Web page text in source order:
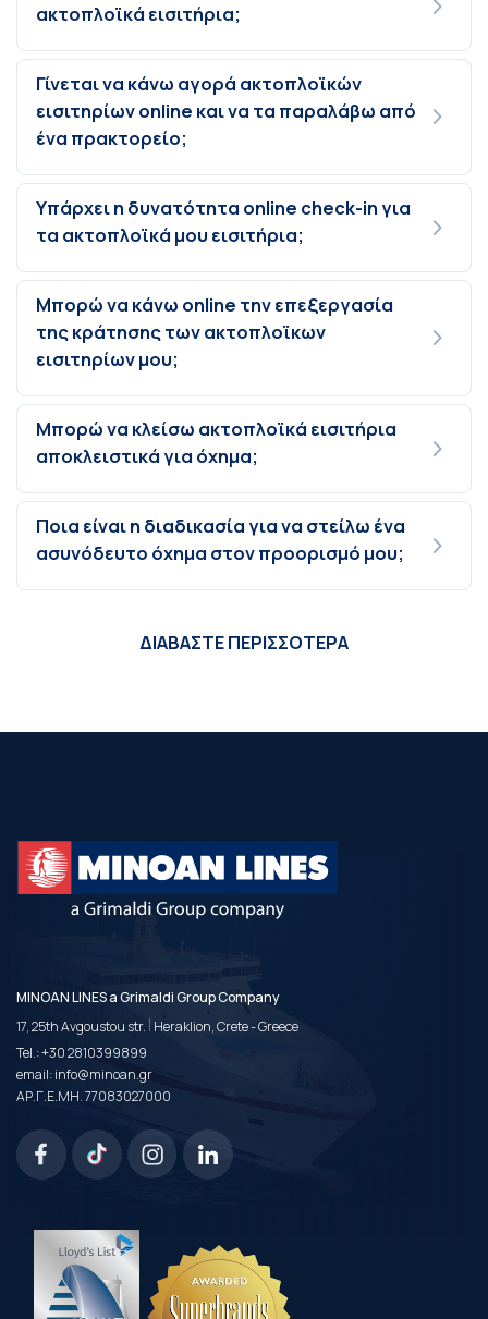
ακτοπλοϊκά εισιτήρια;
Γίνεται να κάνω αγορά ακτοπλοϊκών
εισιτηρίων online και να τα παραλάβω από
ένα πρακτορείο;
Υπάρχει η δυνατότητα online check-in για
τα ακτοπλοϊκά μου εισιτήρια;
Μπορώ να κάνω online την επεξεργασία
της κράτησης των ακτοπλοϊκων
εισιτηρίων μου;
Μπορώ να κλείσω ακτοπλοϊκά εισιτήρια
αποκλειστικά για όχημα;
Ποια είναι η διαδικασία για να στείλω ένα
ασυνόδευτο όχημα στον προορισμό μου;
ΔΙΑΒΑΣΤΕ ΠΕΡΙΣΣΟΤΕΡΑ
MINOAN LINES a Grimaldi Group Company
17, 25th Avgoustou str. | Heraklion, Crete - Greece
Tel.:+30 2810399899
email:info@minoan.gr
ΑΡ.Γ.Ε.ΜΗ. 77083027000